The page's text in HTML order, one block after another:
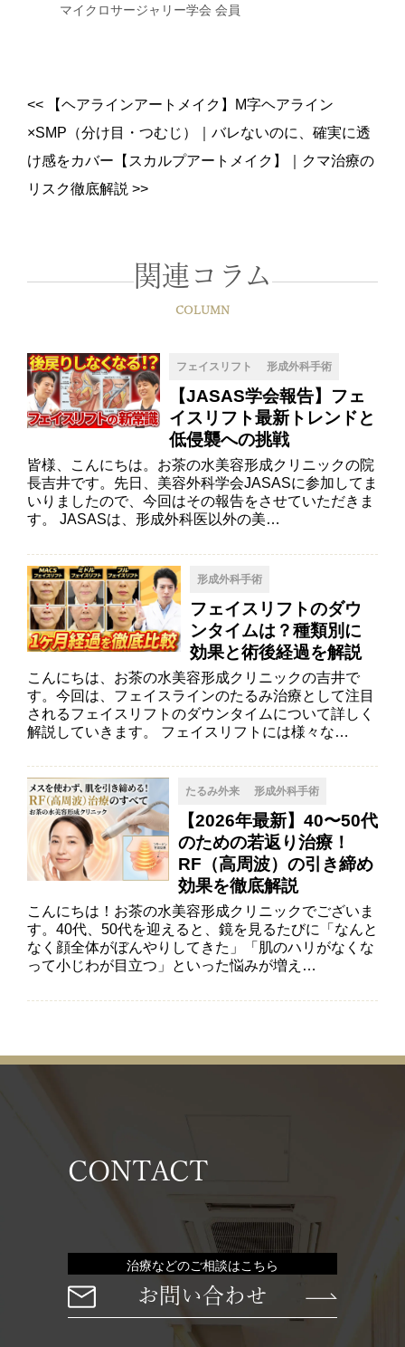
マイクロサージャリー学会 会員
<<【ヘアラインアートメイク】M字ヘアライン
×SMP（分け目・つむじ）｜バレないのに、確実に透
け感をカバー【スカルプアートメイク】
クマ治療の
リスク徹底解説 >>
関連コラム
COLUMN
フェイスリフト 形成外科手術
【JASAS学会報告】フェ
イスリフト最新トレンドと
低侵襲への挑戦
皆様、こんにちは。お茶の水美容形成クリニックの院
長吉井です。先日、美容外科学会JASASに参加してま
いりましたので、今回はその報告をさせていただきま
す。 JASASは、形成外科医以外の美…
形成外科手術
フェイスリフトのダウ
ンタイムは？種類別に
効果と術後経過を解説
こんにちは、お茶の水美容形成クリニックの吉井で
す。今回は、フェイスラインのたるみ治療として注目
されるフェイスリフトのダウンタイムについて詳しく
解説していきます。 フェイスリフトには様々な…
たるみ外来 形成外科手術
【2026年最新】40〜50代
のための若返り治療！
RF（高周波）の引き締め
効果を徹底解説
こんにちは！お茶の水美容形成クリニックでございま
す。40代、50代を迎えると、鏡を見るたびに「なんと
なく顔全体がぼんやりしてきた」「肌のハリがなくな
って小じわが目立つ」といった悩みが増え…
CONTACT
治療などのご相談はこちら
お問い合わせ